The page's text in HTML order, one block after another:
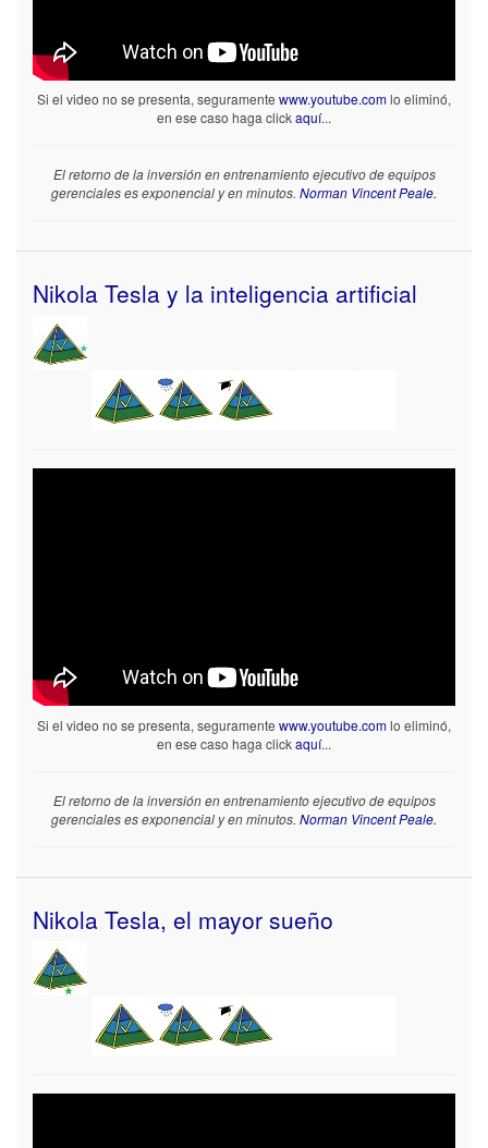
Si el video no se presenta, seguramente www.youtube.comlo eliminó,
en ese caso haga clickaquí...
El retorno de la inversión en entrenamiento ejecutivo de equipos
gerenciales es exponencial y en minutos. Norman Vincent Peale.
Nikola Tesla y la inteligencia artificial
Si el video no se presenta, seguramente www.youtube.comlo eliminó,
en ese caso haga clickaquí...
El retorno de la inversión en entrenamiento ejecutivo de equipos
gerenciales es exponencial y en minutos. Norman Vincent Peale.
Nikola Tesla, el mayor sueño